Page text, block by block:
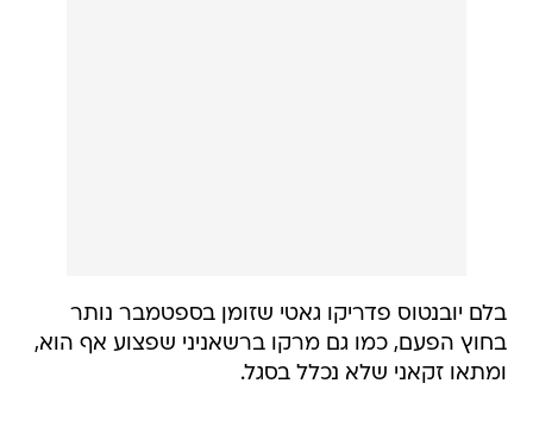
בלם יובנטוס פדריקו גאטי שזומן בספטמבר נותר
בחוץ הפעם, כמו גם מרקו ברשאניני שפצוע אף הוא,
ומתאו זקאני שלא נכלל בסגל.